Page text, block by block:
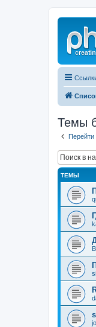
Темы
Перейти
ТЕМЫ